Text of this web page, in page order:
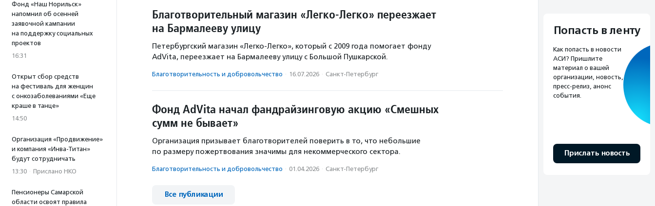
Фонд «Наш Норильск»
напомнил об осенней
заявочной кампании
на поддержку социальных
проектов
16:31
Открыт сбор средств
на фестиваль для женщин
с онкозаболеваниями «Еще
краше в танце»
14:50
Организация «Продвижение»
и компания «Инва-Титан»
будут сотрудничать
13:30 · Прислано НКО
Пенсионеры Самарской
области освоят правила
Благотворительный магазин «Легко-Легко» переезжает
на Бармалееву улицу
Петербургский магазин «Легко-Легко», который с 2009 года помогает фонду
AdVita, переезжает на Бармалееву улицу с Большой Пушкарской.
Благотвори­тель­ность и доброволь­чест­во · 16.07.2026 · Санкт-Петербург
Фонд AdVita начал фандрайзинговую акцию «Смешных
сумм не бывает»
Организация призывает благотворителей поверить в то, что небольшие
по размеру пожертвования значимы для некоммерческого сектора.
Благотвори­тель­ность и доброволь­чест­во · 01.04.2026 · Санкт-Петербург
Все публикации
Попасть в ленту
Как попасть в новости
АСИ? Пришлите
материал о вашей
организации, новость,
пресс-релиз, анонс
события.
Прислать новость